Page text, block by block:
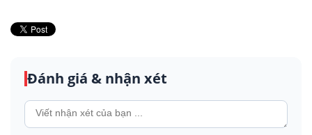
Đánh giá & nhận xét